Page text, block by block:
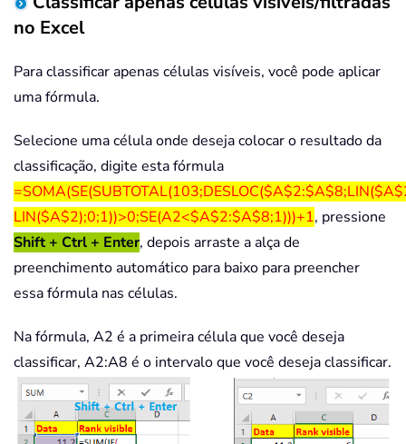
no Excel
Para classificar apenas células visíveis, você pode aplicar
uma fórmula.
Selecione uma célula onde deseja colocar o resultado da
classificação, digite esta fórmula
LIN($A$2);0;1))>0;SE(A2<$A$2:$A$8;1)))+1, pressione
Shift + Ctrl + Enter, depois arraste a alça de
preenchimento automático para baixo para preencher
essa fórmula nas células.
Na fórmula, A2 é a primeira célula que você deseja
classificar, A2:A8 é o intervalo que você deseja classificar.